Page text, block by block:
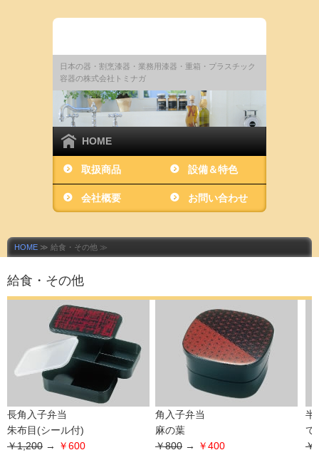
日本の器・割烹漆器・業務用漆器・重箱・プラスチック
容器の株式会社トミナガ
HOME
取扱商品 設備＆特色
会社概要 お問い合わせ
HOME ≫ 給食・その他 ≫
給食・その他
長角入子弁当
朱布目(シール付)
￥1,200 →
￥600
角入子弁当
麻の葉
￥800 →
￥400
半
て
￥